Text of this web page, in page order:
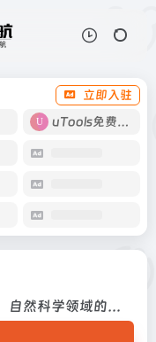
立即入驻
uTools免费工具箱
中科院科技论文预发布平台，自然科学领域的中国科研论文开放仓储库